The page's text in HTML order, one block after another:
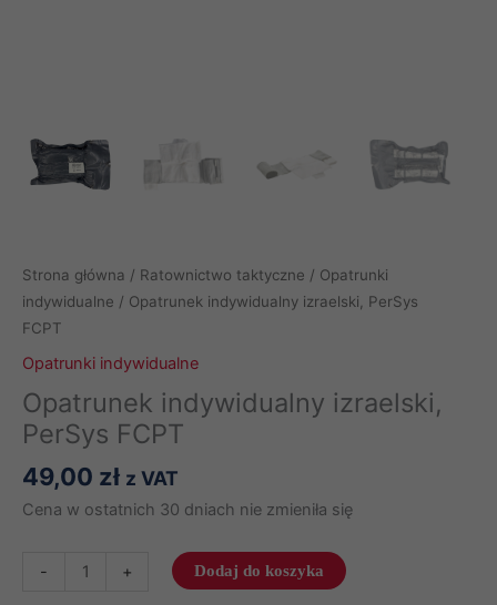
Strona główna / Ratownictwo taktyczne / Opatrunki
indywidualne / Opatrunek indywidualny izraelski, PerSys
FCPT
Opatrunki indywidualne
Opatrunek indywidualny izraelski,
PerSys FCPT
49,00 zł z VAT
Cena w ostatnich 30 dniach nie zmieniła się
- + Dodaj do koszyka